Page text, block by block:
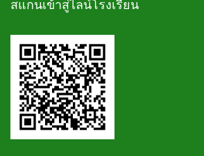
สแกนเข้าสู่ไลน์โรงเรียน